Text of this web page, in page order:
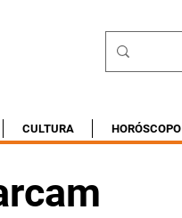
CULTURA HORÓSCOPO